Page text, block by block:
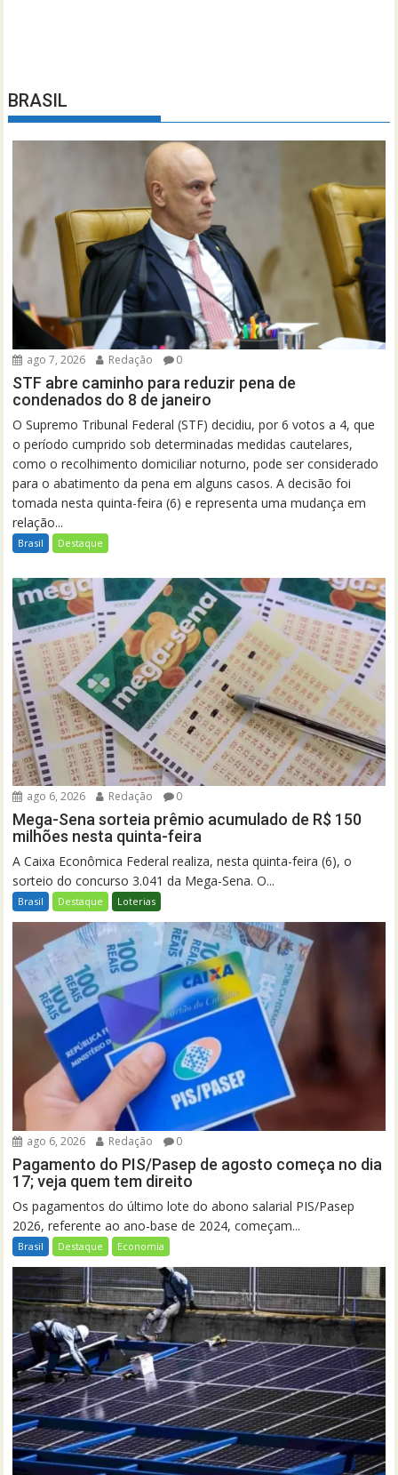
BRASIL
ago 7, 2026 Redação 0
STF abre caminho para reduzir pena de
condenados do 8 de janeiro
O Supremo Tribunal Federal (STF) decidiu, por 6 votos a 4, que
o período cumprido sob determinadas medidas cautelares,
como o recolhimento domiciliar noturno, pode ser considerado
para o abatimento da pena em alguns casos. A decisão foi
tomada nesta quinta-feira (6) e representa uma mudança em
relação...
Brasil Destaque
ago 6, 2026 Redação 0
Mega-Sena sorteia prêmio acumulado de R$ 150
milhões nesta quinta-feira
A Caixa Econômica Federal realiza, nesta quinta-feira (6), o
sorteio do concurso 3.041 da Mega-Sena. O...
Brasil Destaque Loterias
ago 6, 2026 Redação 0
Pagamento do PIS/Pasep de agosto começa no dia
17; veja quem tem direito
Os pagamentos do último lote do abono salarial PIS/Pasep
2026, referente ao ano-base de 2024, começam...
Brasil Destaque Economia